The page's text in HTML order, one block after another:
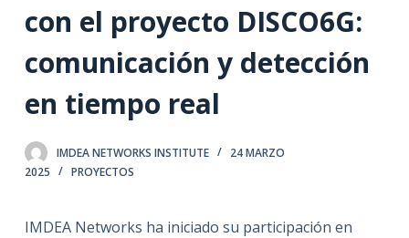
n
e
d
con el proyecto DISCO6G:
comunicación y detección
en tiempo real
IMDEA NETWORKS INSTITUTE
24 MARZO
2025
PROYECTOS
IMDEA Networks ha iniciado su participación en